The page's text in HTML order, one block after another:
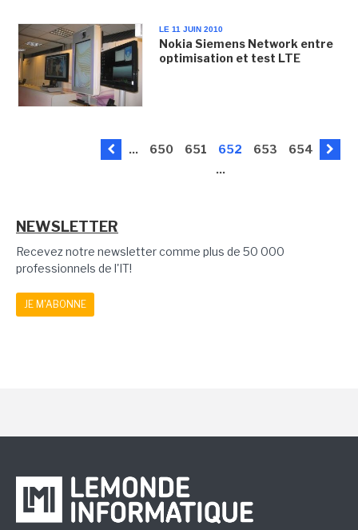
LE 11 JUIN 2010
Nokia Siemens Network entre
optimisation et test LTE
... 650 651 652 653
654
...
NEWSLETTER
Recevez notre newsletter comme plus de 50 000
professionnels de l'IT!
JE M'ABONNE